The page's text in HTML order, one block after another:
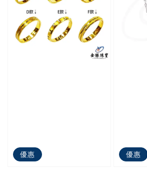
優惠 優惠